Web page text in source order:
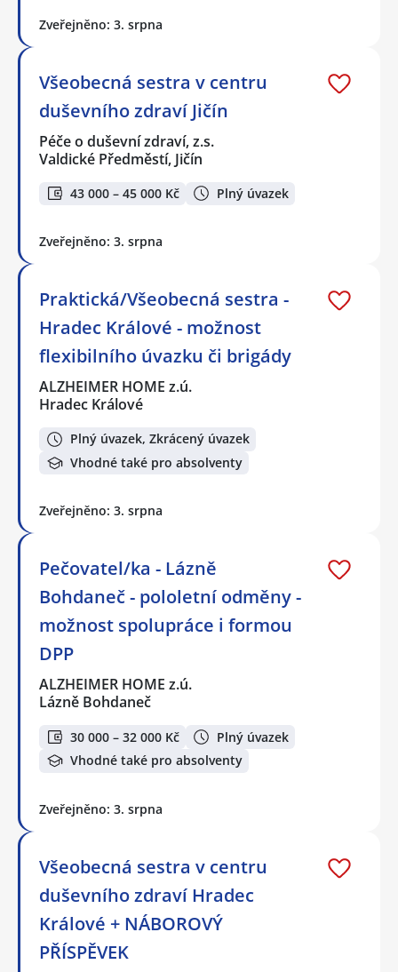
Zveřejněno: 3. srpna
Všeobecná sestra v centru
duševního zdraví Jičín
Péče o duševní zdraví, z.s.
Valdické Předměstí, Jičín
43 000 – 45 000 Kč Plný úvazek
Zveřejněno: 3. srpna
Praktická/Všeobecná sestra -
Hradec Králové - možnost
flexibilního úvazku či brigády
ALZHEIMER HOME z.ú.
Hradec Králové
Plný úvazek, Zkrácený úvazek
Vhodné také pro absolventy
Zveřejněno: 3. srpna
Pečovatel/ka - Lázně
Bohdaneč - pololetní odměny -
možnost spolupráce i formou
DPP
ALZHEIMER HOME z.ú.
Lázně Bohdaneč
30 000 – 32 000 Kč
Plný úvazek
Vhodné také pro absolventy
Zveřejněno: 3. srpna
Všeobecná sestra v centru
duševního zdraví Hradec
Králové + NÁBOROVÝ
PŘÍSPĚVEK